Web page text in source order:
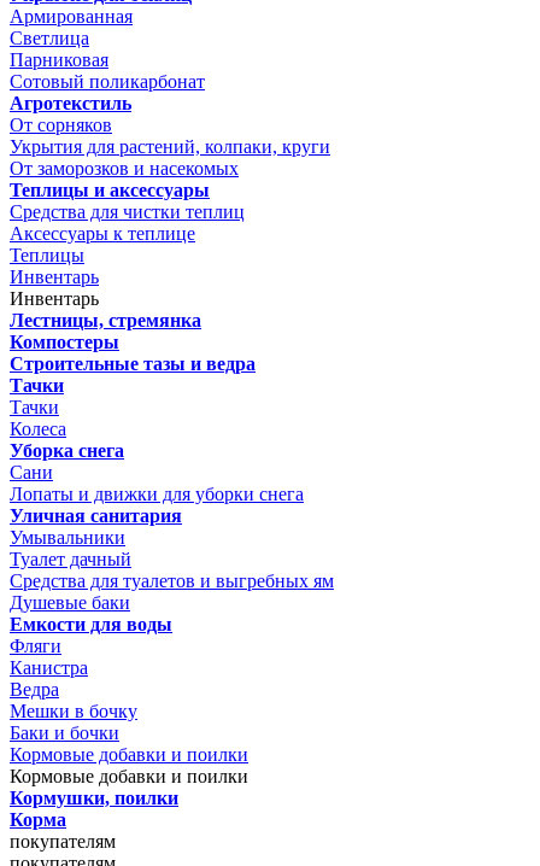
Армированная
Светлица
Парниковая
Сотовый поликарбонат
Агротекстиль
От сорняков
Укрытия для растений, колпаки, круги
От заморозков и насекомых
Теплицы и аксессуары
Средства для чистки теплиц
Аксессуары к теплице
Теплицы
Инвентарь
Инвентарь
Лестницы, стремянка
Компостеры
Строительные тазы и ведра
Тачки
Тачки
Колеса
Уборка снега
Сани
Лопаты и движки для уборки снега
Уличная санитария
Умывальники
Туалет дачный
Средства для туалетов и выгребных ям
Душевые баки
Емкости для воды
Фляги
Канистра
Ведра
Мешки в бочку
Баки и бочки
Кормовые добавки и поилки
Кормовые добавки и поилки
Кормушки, поилки
Корма
покупателям